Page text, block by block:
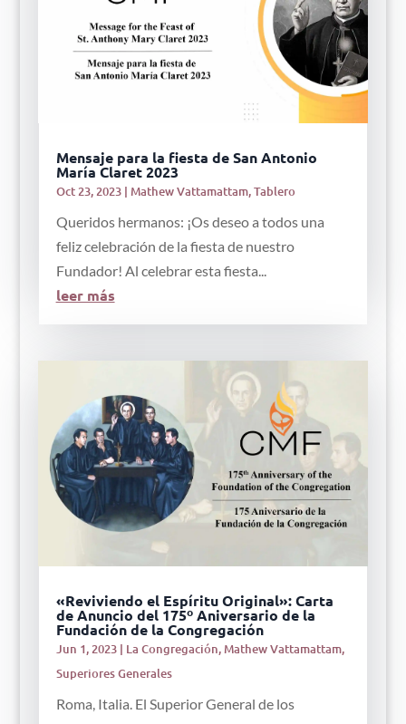
Mensaje para la fiesta de San Antonio
María Claret 2023
Oct 23, 2023| Mathew Vattamattam,Tablero
Queridos hermanos: ¡Os deseo a todos una
feliz celebración de la fiesta de nuestro
Fundador! Al celebrar esta fiesta...
leer más
«Reviviendo el Espíritu Original»: Carta
de Anuncio del 175º Aniversario de la
Fundación de la Congregación
Jun 1, 2023| La Congregación,Mathew Vattamattam,
Superiores Generales
Roma, Italia. El Superior General de los